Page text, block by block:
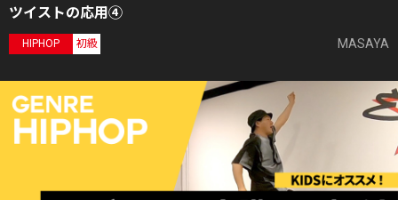
ツイストの応用④
HIPHOP 初級 MASAYA